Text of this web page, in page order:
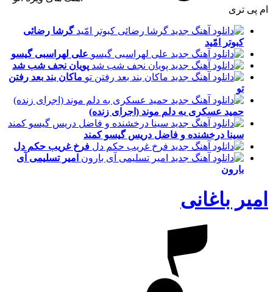
ام پی تری
گرشا رضائی
کبوتر امّید
علی لهراسبیگیسو
پویان نجف شب شد
ماکان بند بعد رفتن
تو
حمید عسکری به دلم موند (اجرای زنده)
سینا درخشنده و فاضل دریسگیسو کمند
فرخ غریب حکم دل
امیر تسلیمی آی
بارون
امیر باغانی